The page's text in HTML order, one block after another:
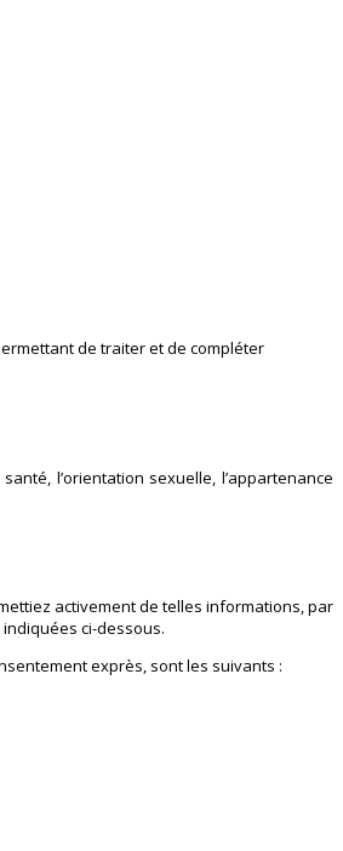
de traiter et de compléter
l’orientation sexuelle, l’appartenance
activement de telles informations, par
ci-dessous.
exprès, sont les suivants :